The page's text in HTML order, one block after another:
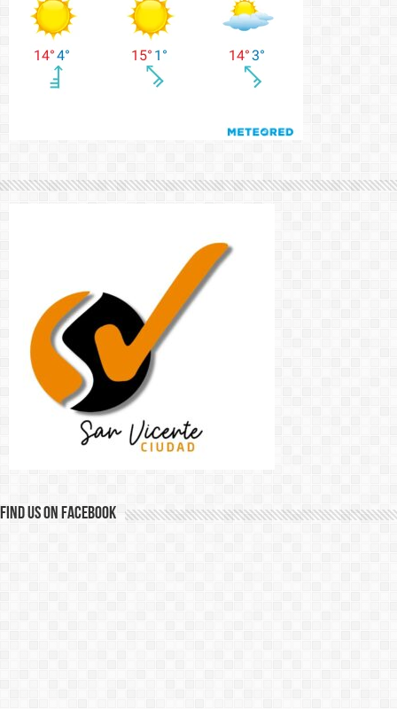
Find us on Facebook